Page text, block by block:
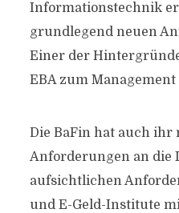
Informationstechnik
grundlegend neuen
Einer der
EBA zum
Die BaFin hat auch ihr
Anforderungen an die
aufsichtlichen
und E-Geld-Institute